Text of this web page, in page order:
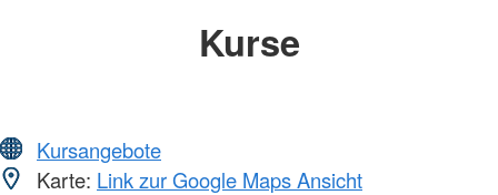
Kurse
Kursangebote
Karte: Link zur Google Maps Ansicht